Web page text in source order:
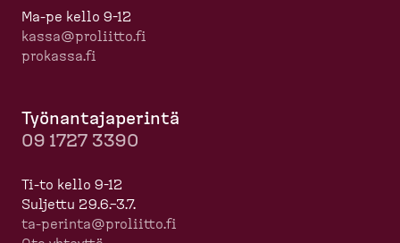
Ma-pe kello 9-12
kassa@proliitto.fi
prokassa.fi
Työnan­ta­ja­perintä
09 1727 3390
Ti-to kello 9-12
Suljettu 29.6.–3.7.
ta-​perinta@proliitto.fi